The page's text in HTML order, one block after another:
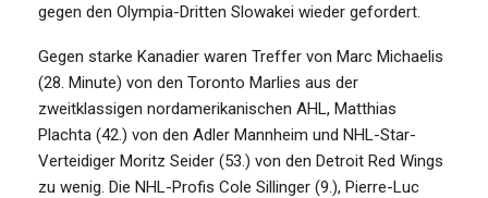
gegen den Olympia-Dritten Slowakei wieder gefordert.
Gegen starke Kanadier waren Treffer von Marc Michaelis
(28. Minute) von den Toronto Marlies aus der
zweitklassigen nordamerikanischen AHL, Matthias
Plachta (42.) von den Adler Mannheim und NHL-Star-
Verteidiger Moritz Seider (53.) von den Detroit Red Wings
zu wenig. Die NHL-Profis Cole Sillinger (9.), Pierre-Luc